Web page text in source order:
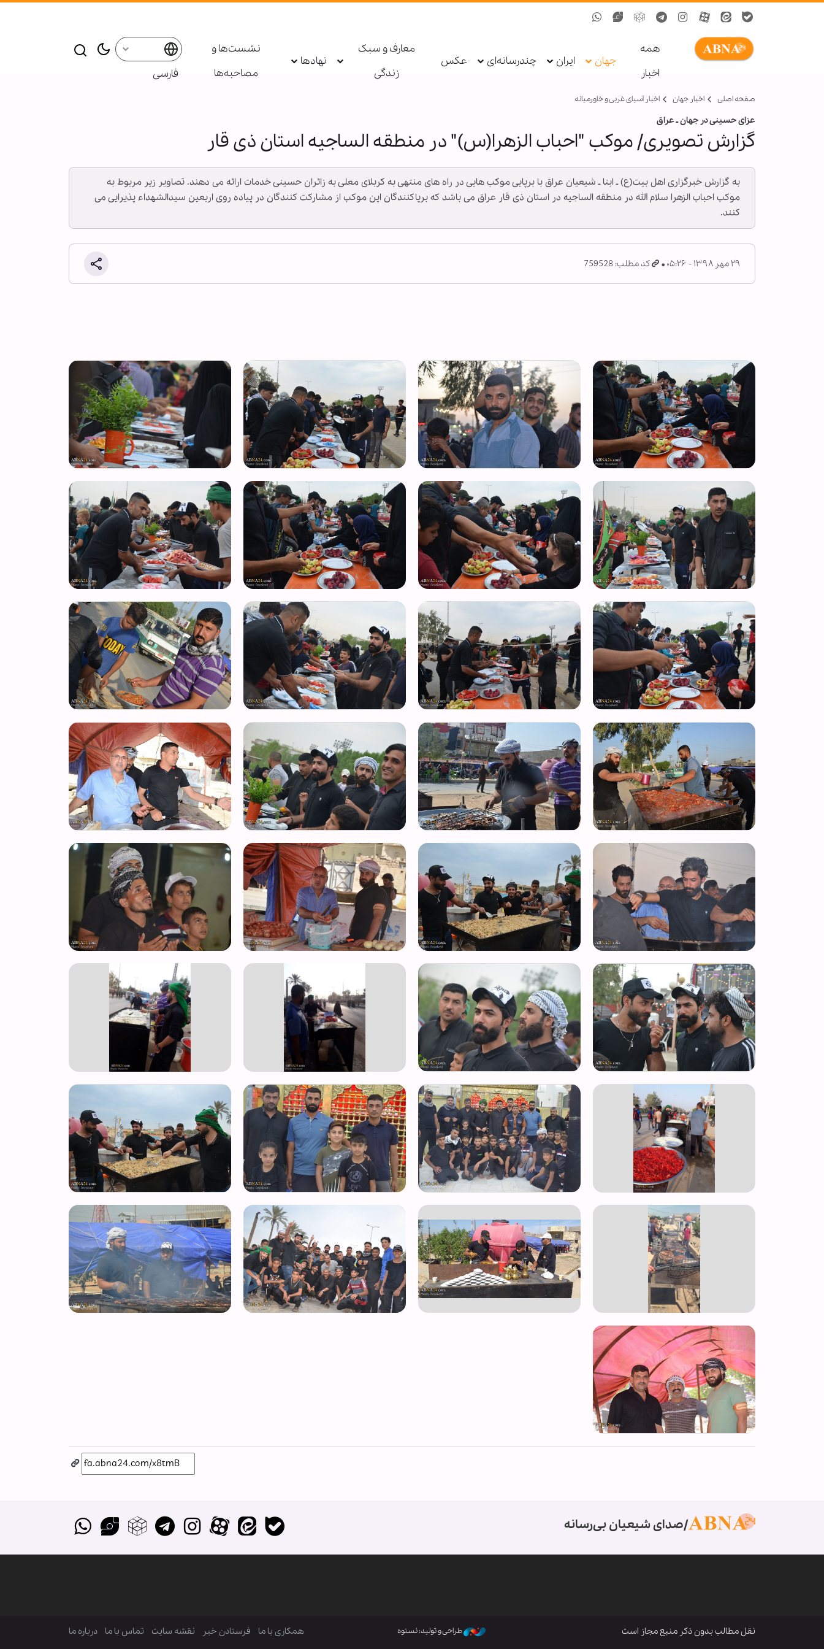
همه
اخبار
جهان ایران چندرسانه‌ای عکس
معارف و سبک
زندگی
نهادها
نشست‌ها و
مصاحبه‌ها
فارسی
صفحه اصلی اخبار جهان اخبار آسیای غربی و خاورمیانه
عزای حسینی در جهان ـ عراق
گزارش تصویری/ موکب "احباب الزهرا(س)" در منطقه الساجیه استان ذی قار
به گزارش خبرگزاری اهل بیت(ع) ـ ابنا ـ شیعیان عراق با برپایی موکب هایی در راه های منتهی به کربلای معلی به زائران حسینی خدمات ارائه می دهند. تصاویر زیر مربوط به
موکب احباب الزهرا سلام الله در منطقه الساجیه در استان ذی قار عراق می باشد که برپاکنندگان این موکب از مشارکت کنندگان در پیاده روی اربعین سیدالشهداء پذیرایی می
کنند.
۲۹ مهر ۱۳۹۸ - ۰۵:۲۶ کد مطلب: 759528
صدای شیعیان بی‌رسانه
نقل مطالب بدون ذکر منبع مجاز است طراحی و تولید: نستوه همکاری با ما فرستادن خبر نقشه سایت تماس با ما درباره ما